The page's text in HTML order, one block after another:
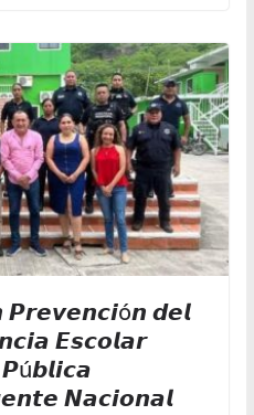
𝙙𝙚𝙡
𝙀𝙨𝙘𝙤𝙡𝙖𝙧
𝙉𝙖𝙘𝙞𝙤𝙣𝙖𝙡